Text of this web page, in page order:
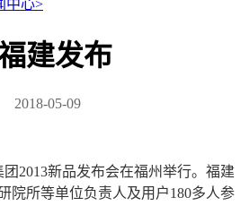
中心>
建发布
2018-05-09
2013新品发布会在福州举行。福建
院所等单位负责人及用户180多人参